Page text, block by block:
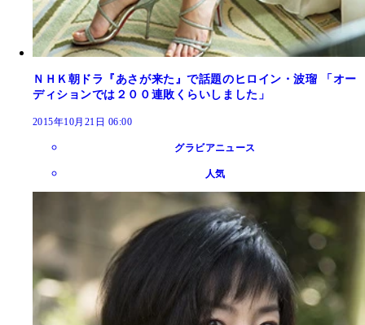
ＮＨＫ朝ドラ『あさが来た』で話題のヒロイン・波瑠 「オー
ディションでは２００連敗くらいしました」
2015年10月21日 06:00
グラビアニュース
人気